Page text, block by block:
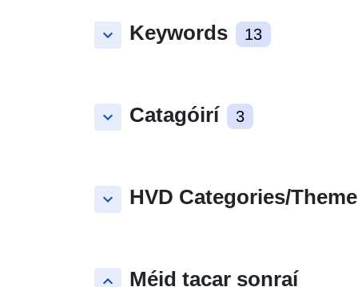
keyboard_arrow_down Keywords 13
keyboard_arrow_down Catagóirí 3
keyboard_arrow_down HVD Categories/
keyboard_arrow_up Méid tacar sonraí